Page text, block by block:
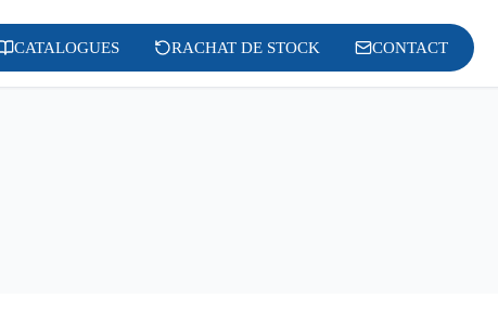
CATALOGUES RACHAT DE STOCK CONTACT